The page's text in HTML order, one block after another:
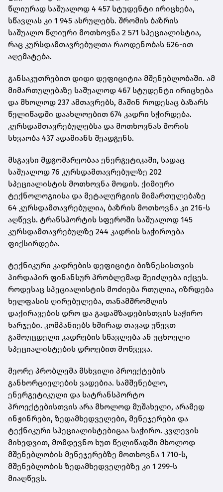
წლიურად საშუალოდ 4 457 სტუდენტი ირიცხება,
სწავლას კი 1 945 ასრულებს. შრომის ბაზრის
საშუალო წლიური მოთხოვნა 2 571 სპეციალისტია,
რაც კურსდამთავრებულთა რაოდენობას 626-ით
აღემატება.
განსაკუთრებით დიდი დეფიციტია მშენებლობაში. ამ
მიმართულებაზე საშუალოდ 467 სტუდენტი ირიცხება
და მხოლოდ 237 ამთავრებს, მაშინ როდესაც ბაზარს
წელიწადში დაახლოებით 674 კადრი სჭირდება.
კურსდამთავრებულებსა და მოთხოვნას შორის
სხვაობა 437 ადამიანს შეადგენს.
მსგავსი მდგომარეობაა ენერგეტიკაში, სადაც
საშუალოდ 76 კურსდამთავრებულზე 202
სპეციალისტის მოთხოვნა მოდის. ქიმიური
ტექნოლოგიისა და მეტალურგიის მიმართულებაზე
64 კურსდამთავრებულია, ბაზრის მოთხოვნა კი 216-ს
აღწევს. ტრანსპორტის სფეროში საშუალოდ 145
კურსდამთავრებულზე 244 კადრის საჭიროება
ფიქსირდება.
ტექნიკური კადრების დეფიციტი ბიზნესისთვის
პირდაპირ ფინანსურ პრობლემად შეიძლება იქცეს.
როდესაც სპეციალისტის მოძიება რთულია, იზრდება
ხელფასის ღირებულება, თანამშრომლის
დაქირავების დრო და გადამზადებისთვის საჭირო
ხარჯები. კომპანიებს ხშირად თავად უწევთ
გამოუცდელი კადრების სწავლება ან უცხოელი
სპეციალისტების დროებით მოწვევა.
მეორე პრობლემა მსხვილი პროექტების
განხორციელების ვადებია. სამშენებლო,
ენერგეტიკული და სატრანსპორტო
პროექტებისთვის არა მხოლოდ მუშახელი, არამედ
ინჟინრები, ზედამხედველები, მენეჯერები და
ტექნიკური სპეციალისტებიცაა საჭირო. კვლევის
მიხედვით, მომდევნო ხუთ წელიწადში მხოლოდ
მშენებლობის მენეჯერებზე მოთხოვნა 1 710-ს,
მშენებლობის ზედამხედველებზე კი 1 299-ს
მიაღწევს.